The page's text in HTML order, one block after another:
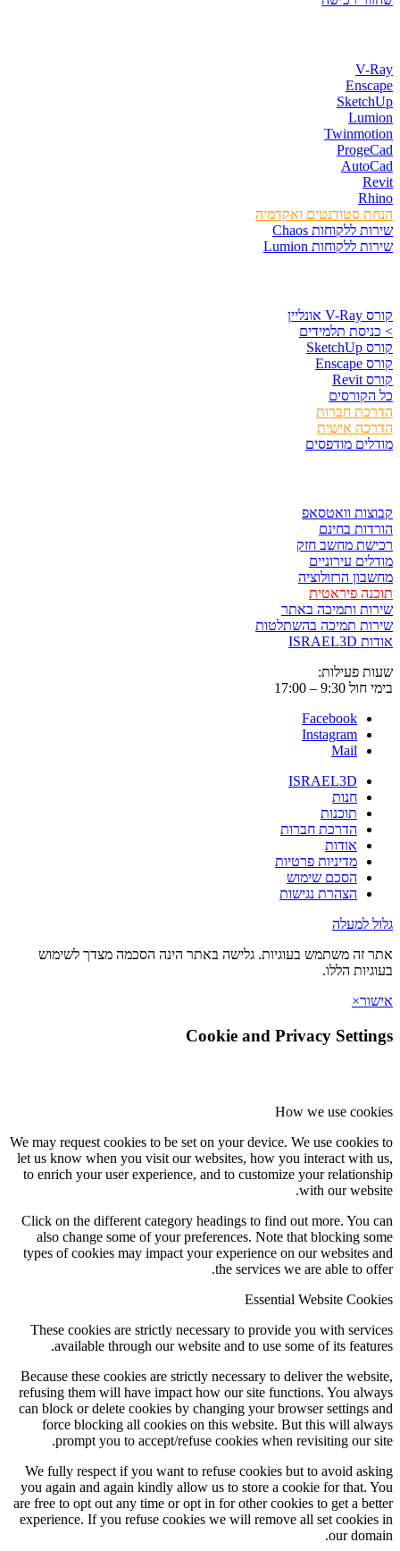
V-Ray
Enscape
SketchUp
Lumion
Twinmotion
ProgeCad
AutoCad
Revit
Rhino
הנחת סטודנטים ואקדמיה
שירות ללקוחות Chaos
שירות ללקוחות Lumion
קורס V-Ray אונליין
> כניסת תלמידים
קורס SketchUp
קורס Enscape
קורס Revit
כל הקורסים
הדרכת חברות
הדרכה אישית
מודלים מודפסים
קבוצות וואטסאפ
הורדות בחינם
רכישת מחשב חזק
מודלים עירוניים
מחשבון הרזולוציה
תוכנה פיראטית
שירות ותמיכה באתר
שירות תמיכה בהשתלטות
אודות ISRAEL3D
שעות פעילות:
בימי חול 9:30 – 17:00
Facebook
Instagram
Mail
ISRAEL3D
חנות
תוכנות
הדרכת חברות
אודות
מדיניות פרטיות
הסכם שימוש
הצהרת נגישות
גלול למעלה
אתר זה משתמש בעוגיות. גלישה באתר הינה הסכמה מצדך לשימוש
בעוגיות הללו.
אישור×
Cookie and Privacy Settings
How we use cookies
We may request cookies to be set on your device. We use cookies to
let us know when you visit our websites, how you interact with us,
to enrich your user experience, and to customize your relationship
with our website.
Click on the different category headings to find out more. You can
also change some of your preferences. Note that blocking some
types of cookies may impact your experience on our websites and
the services we are able to offer.
Essential Website Cookies
These cookies are strictly necessary to provide you with services
available through our website and to use some of its features.
Because these cookies are strictly necessary to deliver the website,
refusing them will have impact how our site functions. You always
can block or delete cookies by changing your browser settings and
force blocking all cookies on this website. But this will always
prompt you to accept/refuse cookies when revisiting our site.
We fully respect if you want to refuse cookies but to avoid asking
you again and again kindly allow us to store a cookie for that. You
are free to opt out any time or opt in for other cookies to get a better
experience. If you refuse cookies we will remove all set cookies in
our domain.